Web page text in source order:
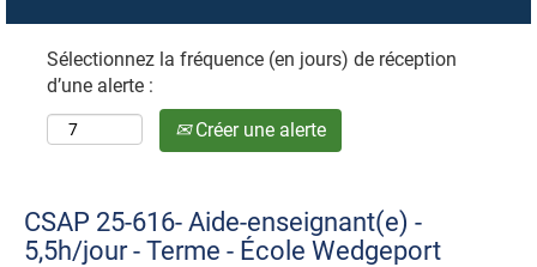
Sélectionnez la fréquence (en jours) de réception
d’une alerte :
Créer une alerte
CSAP 25-616- Aide-enseignant(e) -
5,5h/jour - Terme - École Wedgeport